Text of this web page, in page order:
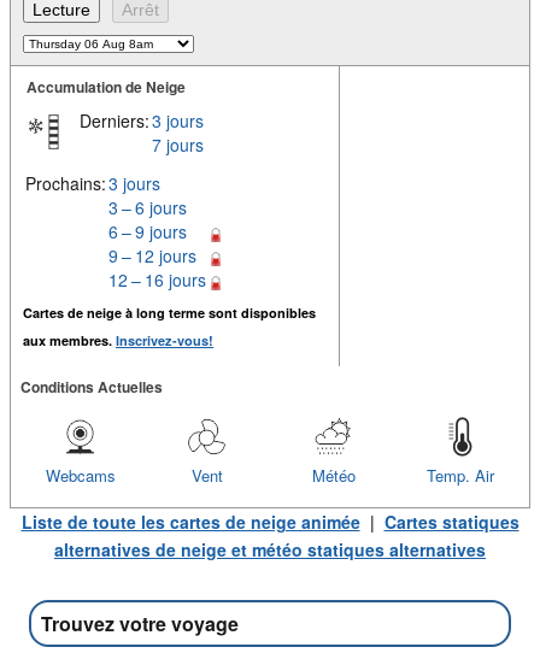
Accumulation de Neige
Derniers:3 jours
7 jours
Prochains:3 jours
3 – 6 jours
6 – 9 jours
9 – 12 jours
12 – 16 jours
Cartes de neige à long terme sont disponibles
aux membres. Inscrivez-vous!
Conditions Actuelles
Temp. Air
Météo
Vent
Webcams
Liste de toute les cartes de neige animée| Cartes statiques
alternatives de neige et météo statiques alternatives
Trouvez votre voyage